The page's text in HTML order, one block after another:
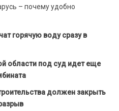
– почему удобно
горячую воду сразу в
области под суд идет еще
должен закрыть